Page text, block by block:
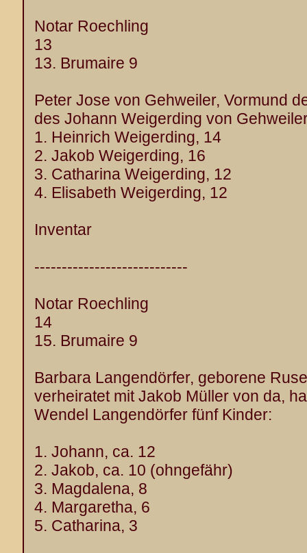
Notar Roechling
13
13. Brumaire 9
Peter Jose von Gehweiler, Vormund
des Johann Weigerding von
1. Heinrich Weigerding, 14
2. Jakob Weigerding, 16
3. Catharina Weigerding, 12
4. Elisabeth Weigerding, 12
Inventar
----------------------------
Notar Roechling
14
15. Brumaire 9
Barbara Langendörfer, geborene
verheiratet mit Jakob Müller von da,
Wendel Langendörfer fünf Kinder:
1. Johann, ca. 12
2. Jakob, ca. 10 (ohngefähr)
3. Magdalena, 8
4. Margaretha, 6
5. Catharina, 3